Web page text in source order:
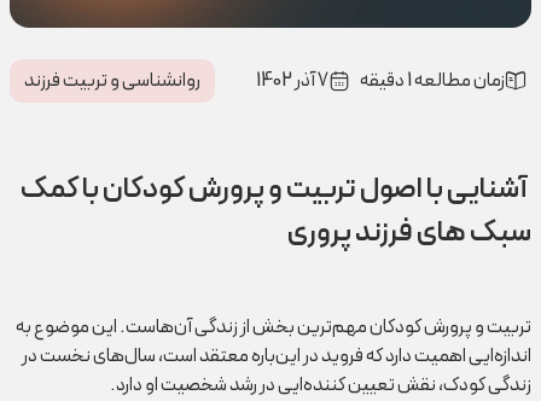
زمان مطالعه 1 دقیقه 7 آذر 1402 روانشناسی و تربیت فرزند
آشنایی با اصول تربیت و پرورش کودکان با کمک
سبک های فرزند پروری
تربیت و پرورش کودکان مهم‌ترین بخش از زندگی آن‌هاست. این موضوع به
اندازه‌ایی اهمیت دارد که فروید در این‌باره معتقد است، سال‌های نخست در
زندگی کودک، نقش تعیین کننده‌ایی در رشد شخصیت او دارد.